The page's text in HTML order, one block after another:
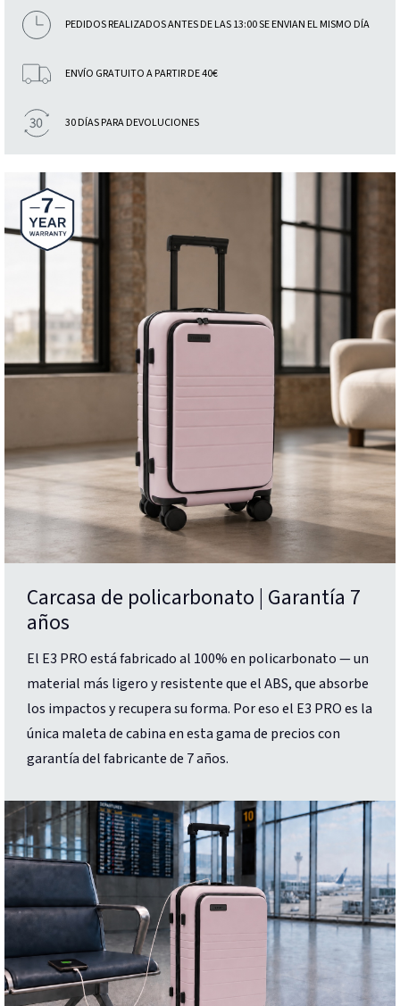
PEDIDOS REALIZADOS ANTES DE LAS 13:00 SE ENVIAN EL MISMO DÍA
ENVÍO GRATUITO A PARTIR DE 40€
30 DÍAS PARA DEVOLUCIONES
Carcasa de policarbonato | Garantía 7
años
El E3 PRO está fabricado al 100% en policarbonato — un
material más ligero y resistente que el ABS, que absorbe
los impactos y recupera su forma. Por eso el E3 PRO es la
única maleta de cabina en esta gama de precios con
garantía del fabricante de 7 años.